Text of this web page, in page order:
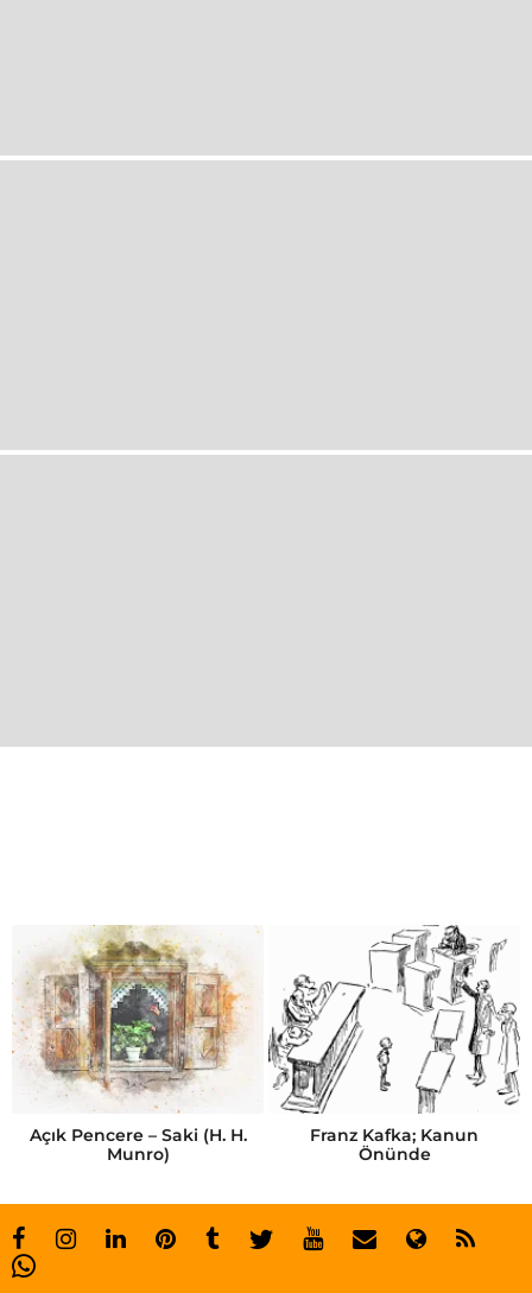
n
d
a
Açık Pencere – Saki (H. H.
Munro)
Franz Kafka; Kanun
Önünde